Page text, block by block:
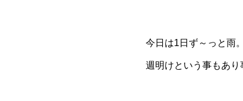
今日は1日ず～っと雨。
週明けという事もあ